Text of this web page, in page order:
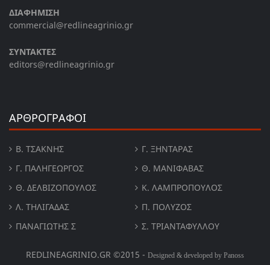
ΔΙΑΦΗΜΙΣΗ
commercial@redlineagrinio.gr
ΣΥΝΤΑΚΤΕΣ
editors@redlineagrinio.gr
ΑΡΘΡΟΓΡΑΦΟΙ
Β. ΤΣΆΚΝΗΣ
Γ. ΞΗΝΤΆΡΑΣ
Γ. ΠΑΛΗΓΕΏΡΓΟΣ
Θ. ΜΑΝΙΦΑΒΑΣ
Θ. ΔΕΛΒΙΖΌΠΟΥΛΟΣ
Κ. ΛΑΜΠΡΟΠΟΥΛΟΣ
Λ. ΤΗΛΙΓΑΔΑΣ
Π. ΠΟΛΎΖΟΣ
ΠΑΝΑΓΙΏΤΗΣ Σ
Σ. ΤΡΙΑΝΤΑΦΥΛΛΟΥ
REDLINEAGRINIO.GR ©2015 - Designed & developed by Panoss